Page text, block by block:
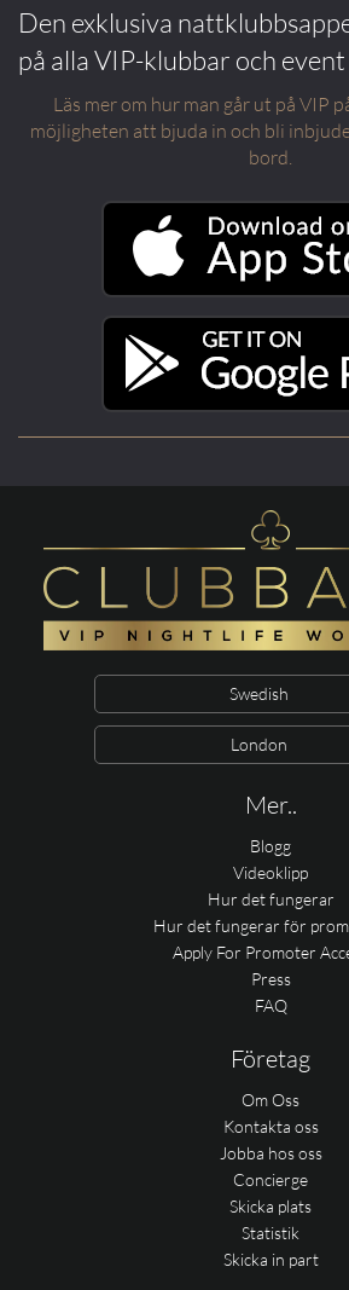
Den exklusiva
på alla VIP-klubbar och event
Läs mer om hur man går ut på VIP
möjligheten att bjuda in och bli
bord.
Swedish
London
Mer..
Blogg
Videoklipp
Hur det fungerar
Hur det fungerar för
Apply For Promoter
Press
FAQ
Företag
Om Oss
Kontakta oss
Jobba hos oss
Concierge
Skicka plats
Statistik
Skicka in part